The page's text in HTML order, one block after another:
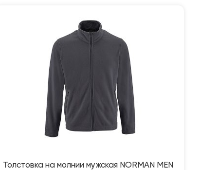
Толстовка на молнии мужская NORMAN MEN